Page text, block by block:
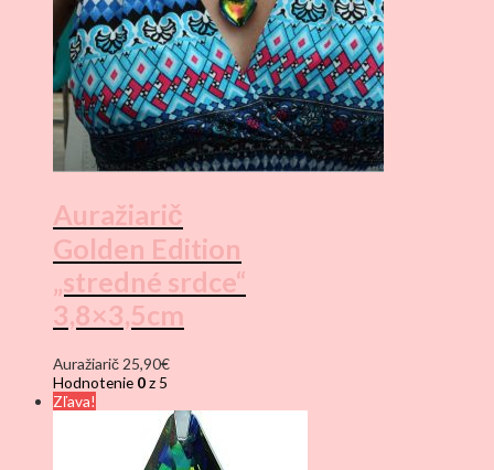
Auražiarič
Golden Edition
„stredné srdce“
3,8×3,5cm
Auražiarič 25,90€
Hodnotenie 0z 5
Zľava!